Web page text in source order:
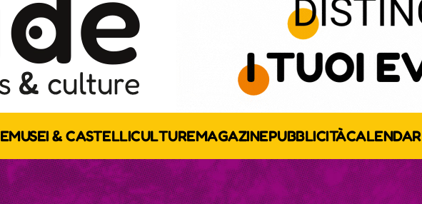
MUSEI & CASTELLICULTUREMAGAZINEPUBBLICITÀCALENDAR